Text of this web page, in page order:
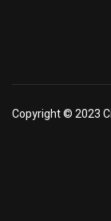
Copyright © 2023